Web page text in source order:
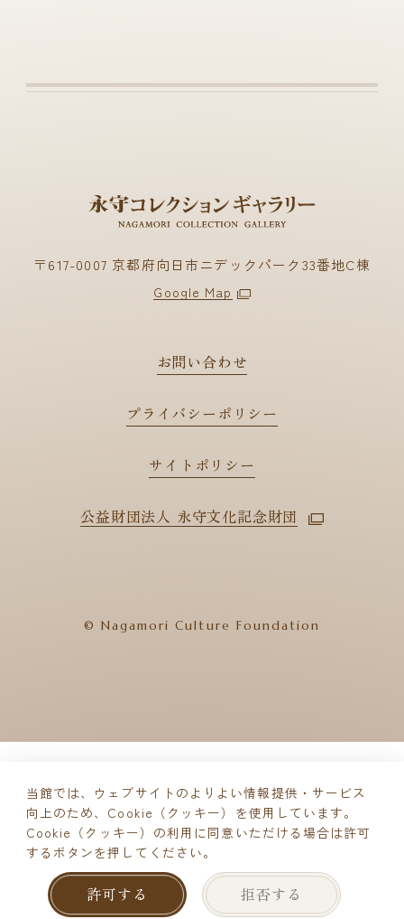
当館では、ウェブサイトのよりよい情報提供・サービス
向上のため、Cookie（クッキー）を使用しています。
Cookie（クッキー）の利用に同意いただける場合は許可
するボタンを押してください。
許可する 拒否する
ご来館予約
〒617-0007 京都府向日市ニデックパーク33番地C棟
Google Map
お問い合わせ
プライバシーポリシー
サイトポリシー
公益財団法人 永守文化記念財団
© Nagamori Culture Foundation